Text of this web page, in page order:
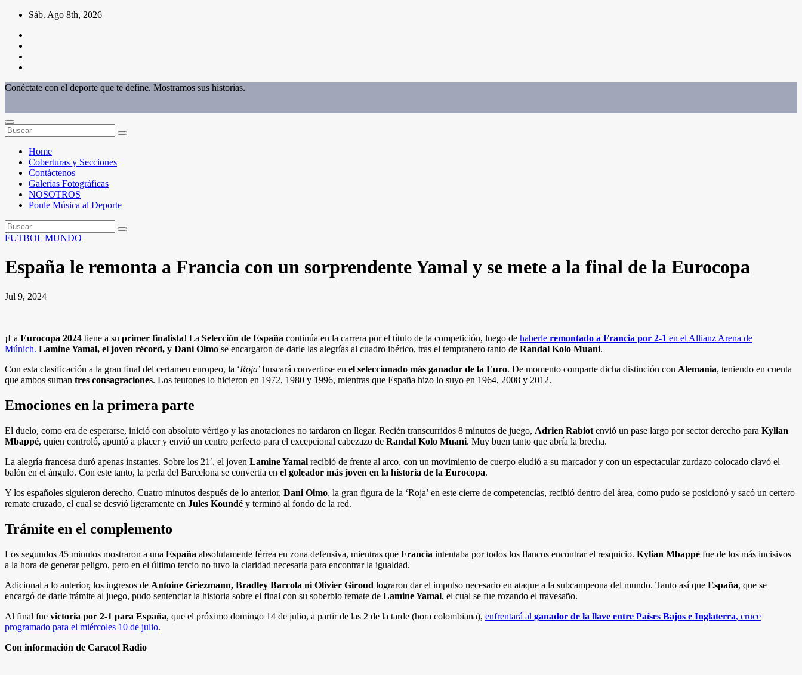
Saltar
contenido
Sáb. Ago 8th, 2026
Conéctate con el deporte que te define. Mostramos sus historias.
Home
Coberturas y Secciones
Contáctenos
Galerías Fotográficas
NOSOTROS
Ponle Música al Deporte
FUTBOL MUNDO
España le remonta a Francia con un sorprendente Yamal y se mete a la final de la Eurocopa
Jul 9, 2024
¡La Eurocopa 2024 tiene a su primer finalista! La Selección de España continúa en la carrera por el título de la competición, luego de haberle remontado a Francia por 2-1 en el Allianz Arena de
Múnich. Lamine Yamal, el joven récord, y Dani Olmo se encargaron de darle las alegrías al cuadro ibérico, tras el tempranero tanto de Randal Kolo Muani.
Con esta clasificación a la gran final del certamen europeo, la ‘Roja’ buscará convertirse en el seleccionado más ganador de la Euro. De momento comparte dicha distinción con Alemania, teniendo en cuenta
que ambos suman tres consagraciones. Los teutones lo hicieron en 1972, 1980 y 1996, mientras que España hizo lo suyo en 1964, 2008 y 2012.
Emociones en la primera parte
El duelo, como era de esperarse, inició con absoluto vértigo y las anotaciones no tardaron en llegar. Recién transcurridos 8 minutos de juego, Adrien Rabiot envió un pase largo por sector derecho para Kylian
Mbappé, quien controló, apuntó a placer y envió un centro perfecto para el excepcional cabezazo de Randal Kolo Muani. Muy buen tanto que abría la brecha.
La alegría francesa duró apenas instantes. Sobre los 21′, el joven Lamine Yamal recibió de frente al arco, con un movimiento de cuerpo eludió a su marcador y con un espectacular zurdazo colocado clavó el
balón en el ángulo. Con este tanto, la perla del Barcelona se convertía en el goleador más joven en la historia de la Eurocopa.
Y los españoles siguieron derecho. Cuatro minutos después de lo anterior, Dani Olmo, la gran figura de la ‘Roja’ en este cierre de competencias, recibió dentro del área, como pudo se posicionó y sacó un certero
remate cruzado, el cual se desvió ligeramente en Jules Koundé y terminó al fondo de la red.
Trámite en el complemento
Los segundos 45 minutos mostraron a una España absolutamente férrea en zona defensiva, mientras que Francia intentaba por todos los flancos encontrar el resquicio. Kylian Mbappé fue de los más incisivos
a la hora de generar peligro, pero en el último tercio no tuvo la claridad necesaria para encontrar la igualdad.
Adicional a lo anterior, los ingresos de Antoine Griezmann, Bradley Barcola ni Olivier Giroud lograron dar el impulso necesario en ataque a la subcampeona del mundo. Tanto así que España, que se
encargó de darle trámite al juego, pudo sentenciar la historia sobre el final con su soberbio remate de Lamine Yamal, el cual se fue rozando el travesaño.
Al final fue victoria por 2-1 para España, que el próximo domingo 14 de julio, a partir de las 2 de la tarde (hora colombiana), enfrentará al ganador de la llave entre Países Bajos e Inglaterra, cruce
programado para el miércoles 10 de julio.
Con información de Caracol Radio